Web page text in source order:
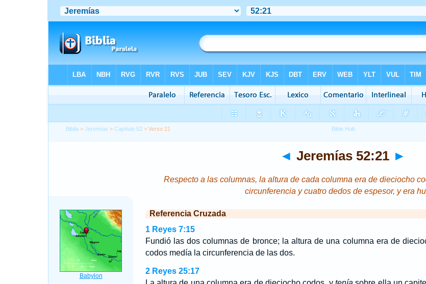
Biblia >Jeremías >Capítulo 52 > Verso 21
◄ Jeremías 52:21 ►
Respecto a las columnas, la altura de cada columna era de dieciocho
circunferencia y cuatro dedos de espesor, y era
Referencia Cruzada
1 Reyes 7:15
Fundió las dos columnas de bronce; la altura de una columna era de
codos medía la circunferencia de las dos.
2 Reyes 25:17